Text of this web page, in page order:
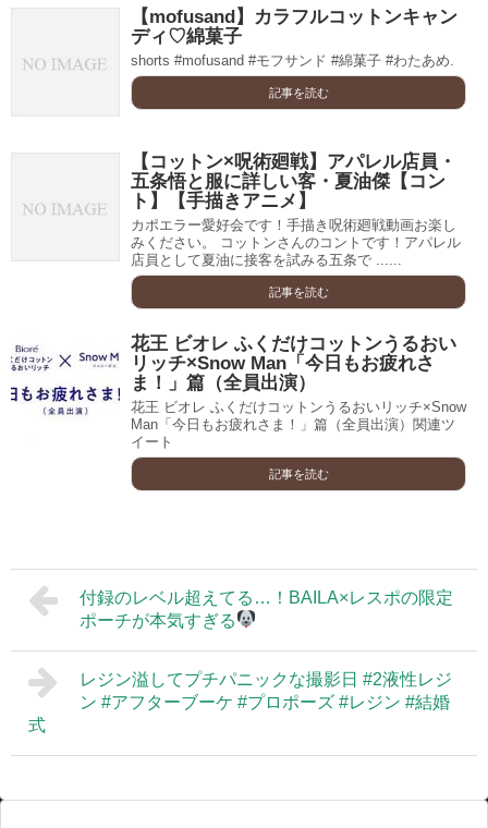
【mofusand】カラフルコットンキャン
ディ♡綿菓子
shorts #mofusand #モフサンド #綿菓子 #わたあめ.
記事を読む
【コットン×呪術廻戦】アパレル店員・
五条悟と服に詳しい客・夏油傑【コン
ト】【手描きアニメ】
カポエラー愛好会です！手描き呪術廻戦動画お楽し
みください。 コットンさんのコントです！アパレル
店員として夏油に接客を試みる五条で ......
記事を読む
花王 ビオレ ふくだけコットンうるおい
リッチ×Snow Man「今日もお疲れさ
ま！」篇（全員出演）
花王 ビオレ ふくだけコットンうるおいリッチ×Snow
Man「今日もお疲れさま！」篇（全員出演）関連ツ
イート
記事を読む
付録のレベル超えてる…！BAILA×レスポの限定
ポーチが本気すぎる
レジン溢してプチパニックな撮影日 #2液性レジ
ン #アフターブーケ #プロポーズ #レジン #結婚
式